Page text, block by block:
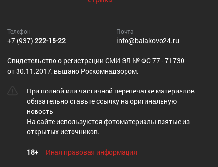
Телефон
+7 (937) 222-15-22
Почта
info@balakovo24.ru
Cвидетельство о регистрации СМИ ЭЛ № ФС 77 - 71730
от 30.11.2017, выдано Роскомнадзором.
При полной или частичной перепечатке материалов
обязательно ставьте ссылку на оригинальную
новость.
На сайте используются фотоматериалы взятые из
открытых источников.
18+ Иная правовая информация